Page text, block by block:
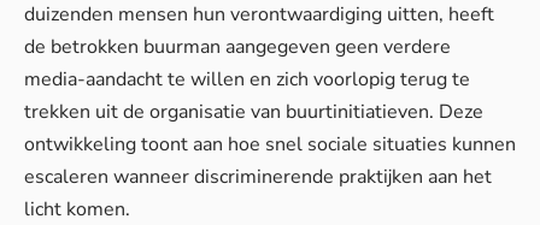
duizenden mensen hun verontwaardiging uitten, heeft
de betrokken buurman aangegeven geen verdere
media-aandacht te willen en zich voorlopig terug te
trekken uit de organisatie van buurtinitiatieven. Deze
ontwikkeling toont aan hoe snel sociale situaties kunnen
escaleren wanneer discriminerende praktijken aan het
licht komen.